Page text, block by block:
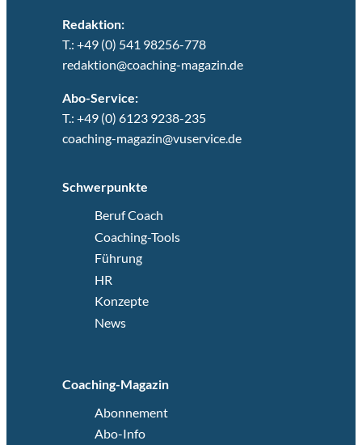
Redaktion:
T.: +49 (0) 541 98256-778
redaktion@coaching-magazin.de
Abo-Service:
T.: +49 (0) 6123 9238-235
coaching-magazin@vuservice.de
Schwerpunkte
Beruf Coach
Coaching-Tools
Führung
HR
Konzepte
News
Coaching-Magazin
Abonnement
Abo-Info